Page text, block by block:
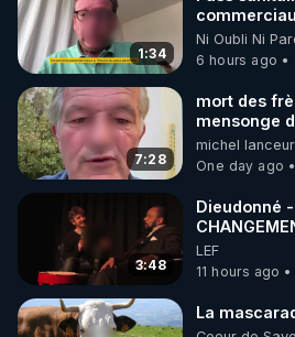
🌱 INSTAGRAM
https://www.instagram.com/
http://rgnr.li/instagram
🌱 LA NEWSLETTER
Pour ne pas rater l’actualité
http://rgnr.li/news
🌱 VIDÉOS NON CENSURÉES
Toutes les vidéos Youtube
1:34
l'obligation
France
Ni Oubli Ni
6 hours ago
7:28
mort des
mensonge
michel
One day ago
3:48
Dieudonné -
MAINTENANT
LEF
11 hours ago
La